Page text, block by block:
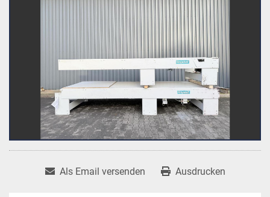
Als Email versenden Ausdrucken